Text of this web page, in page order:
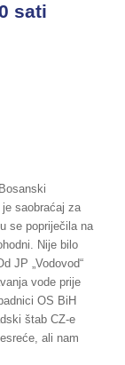
sati
saobraćaj za
se popriječila na
Nije bilo
JP „Vodovod“
vode prije
OS BiH
štab CZ-e
ali nam